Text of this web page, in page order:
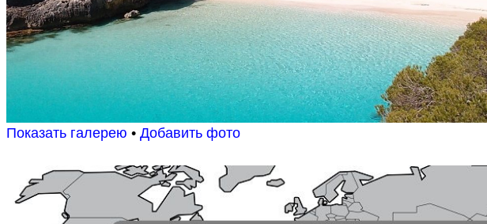
Показать галерею • Добавить фото